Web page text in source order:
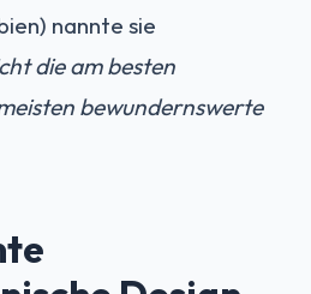
nannte sie
die am besten
bewundernswerte